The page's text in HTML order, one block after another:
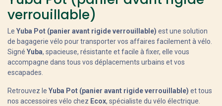
verrouillable)
Le Yuba Pot (panier avant rigide verrouillable) est une solution
de bagagerie vélo pour transporter vos affaires facilement à vélo.
Signé Yuba, spacieuse, résistante et facile à fixer, elle vous
accompagne dans tous vos déplacements urbains et vos
escapades.
Retrouvez le Yuba Pot (panier avant rigide verrouillable) et tous
nos accessoires vélo chez Ecox, spécialiste du vélo électrique.